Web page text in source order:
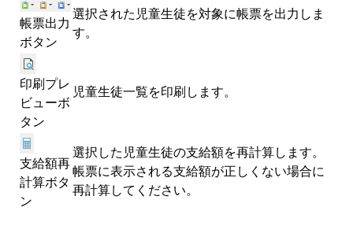
帳票出力
ボタン
選択された児童生徒を対象に帳票を出力しま
す。
印刷プレ
ビューボ
タン
児童生徒一覧を印刷します。
支給額再
計算ボタ
ン
選択した児童生徒の支給額を再計算します。
帳票に表示される支給額が正しくない場合に
再計算してください。